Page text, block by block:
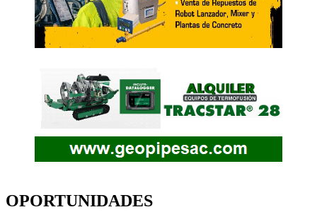
OPORTUNIDADES